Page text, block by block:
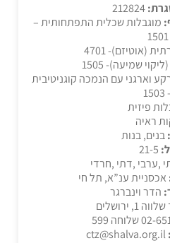
212824
מוגבלות שכלית התפתחותית –
1501
(אוטיזם)- 4701
שמיעה)- 1505
וארגני עם הנמכה קוגניטיבית
–
פיזית
ראיה
בנים, בנות
21-5
,ערבי ,דתי ,חרדי
אכסניית ענ”א, תל חי
הדר וינברגר
1, ירושלים